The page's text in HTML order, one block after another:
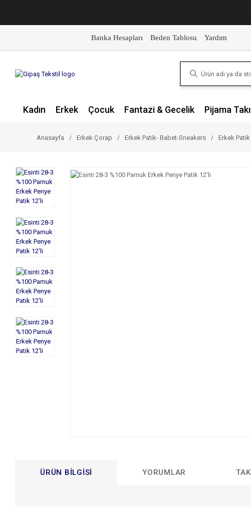
Banka Hesapları Beden Tablosu Yardım
Kadın Erkek Çocuk Fantazi & Gecelik Pijama
Anasayfa Erkek Çorap Erkek Patik- Babet-Sneakers Erkek
ÜRÜN BILGISI YORUMLAR